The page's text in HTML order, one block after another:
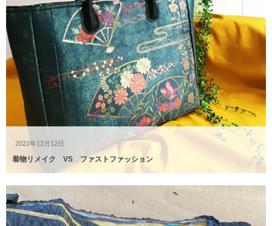
2022年12月12日
着物リメイク VS ファストファッション